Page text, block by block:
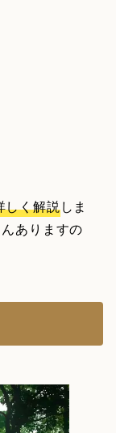
しく解説しま
ありますの